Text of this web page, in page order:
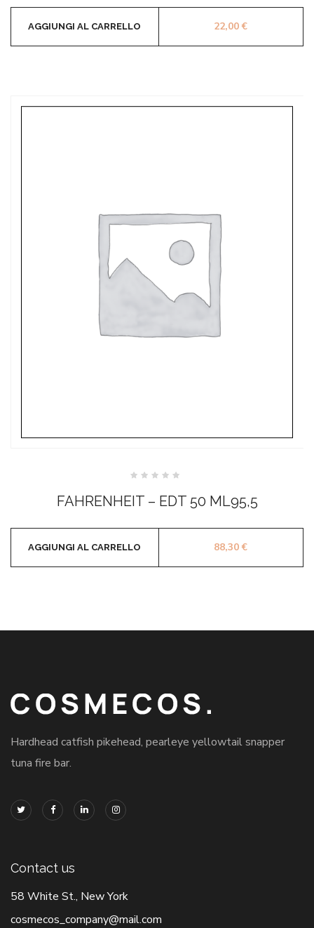
22,00€
AGGIUNGI AL CARRELLO
su
5
FAHRENHEIT – EDT 50 ML95,5
88,30€
AGGIUNGI AL CARRELLO
Hardhead catfish pikehead, pearleye yellowtail snapper
tuna fire bar.
Contact us
58 White St., New York
cosmecos_company@mail.com